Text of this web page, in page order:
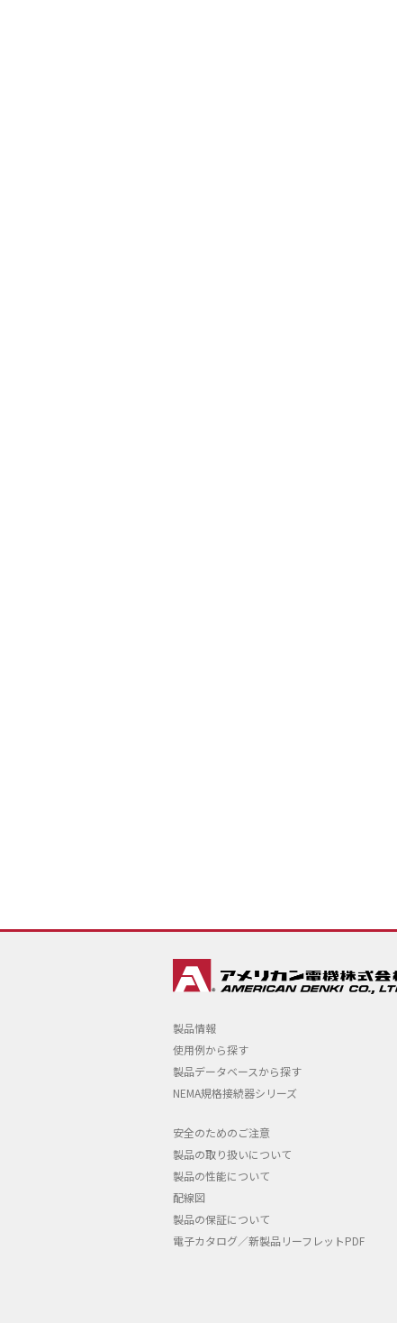
製品情報
使用例から探す
製品データベースから探す
NEMA規格接続器シリーズ
安全のためのご注意
製品の取り扱いについて
製品の性能について
配線図
製品の保証について
電子カタログ／新製品リーフレットPDF